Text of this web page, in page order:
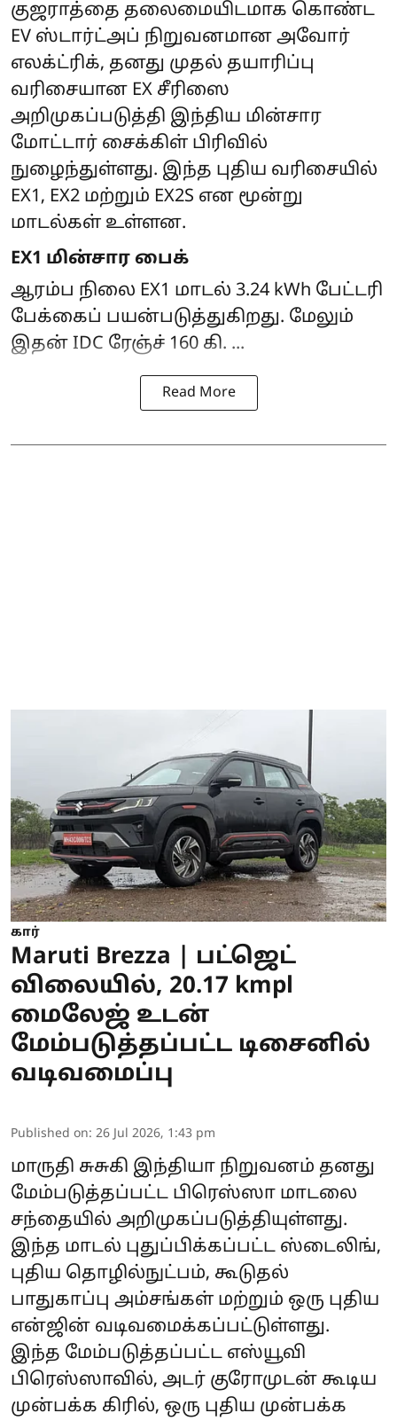
குஜராத்தை தலைமையிடமாக கொண்ட
EV ஸ்டார்ட்அப் நிறுவனமான அவோர்
எலக்ட்ரிக், தனது முதல் தயாரிப்பு
வரிசையான EX சீரிஸை
அறிமுகப்படுத்தி இந்திய மின்சார
மோட்டார் சைக்கிள் பிரிவில்
நுழைந்துள்ளது. இந்த புதிய வரிசையில்
EX1, EX2 மற்றும் EX2S என மூன்று
மாடல்கள் உள்ளன.
EX1 மின்சார பைக்
ஆரம்ப நிலை EX1 மாடல் 3.24 kWh பேட்டரி
பேக்கைப் பயன்படுத்துகிறது. மேலும்
இதன் IDC ரேஞ்ச் 160 கி. ...
Read More
கார்
Maruti Brezza | பட்ஜெட்
விலையில், 20.17 kmpl
மைலேஜ் உடன்
மேம்படுத்தப்பட்ட டிசைனில்
வடிவமைப்பு
Published on: 26 Jul 2026, 1:43 pm
மாருதி சுசுகி இந்தியா நிறுவனம் தனது
மேம்படுத்தப்பட்ட பிரெஸ்ஸா மாடலை
சந்தையில் அறிமுகப்படுத்தியுள்ளது.
இந்த மாடல் புதுப்பிக்கப்பட்ட ஸ்டைலிங்,
புதிய தொழில்நுட்பம், கூடுதல்
பாதுகாப்பு அம்சங்கள் மற்றும் ஒரு புதிய
என்ஜின் வடிவமைக்கப்பட்டுள்ளது.
இந்த மேம்படுத்தப்பட்ட எஸ்யூவி
பிரெஸ்ஸாவில், அடர் குரோமுடன் கூடிய
முன்பக்க கிரில், ஒரு புதிய முன்பக்க